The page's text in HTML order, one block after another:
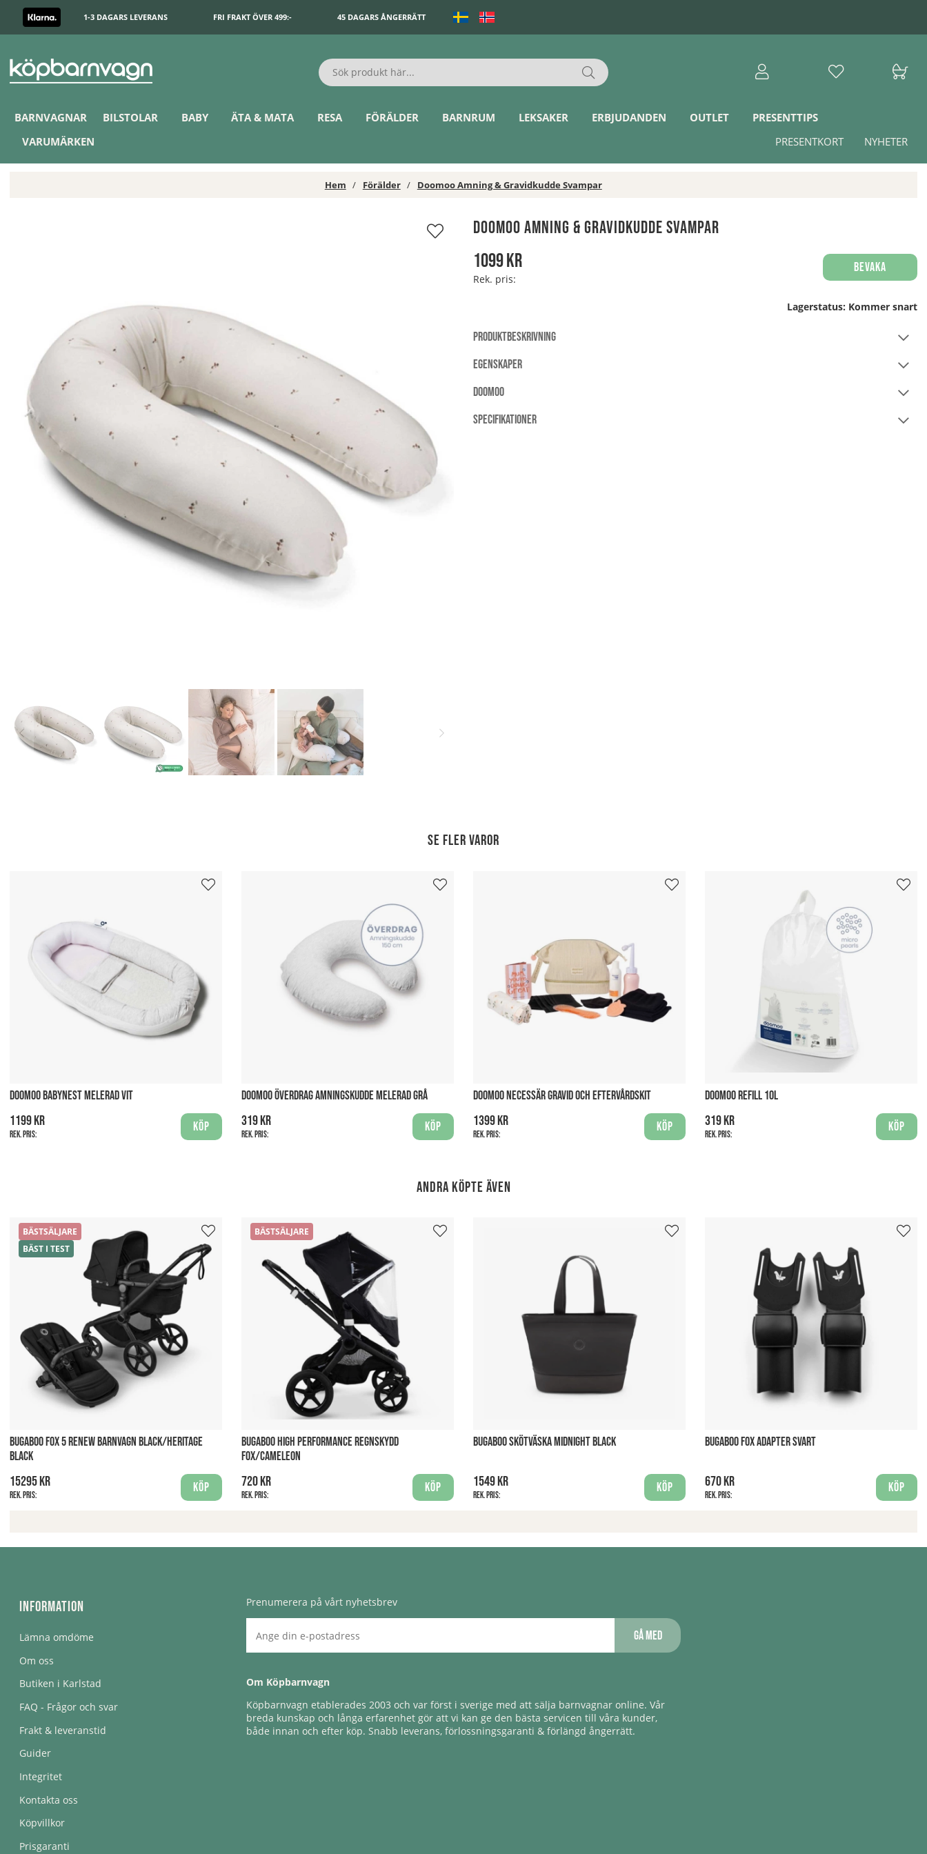
1-3 DAGARS LEVERANS FRI FRAKT ÖVER 499:- 45 DAGARS ÅNGERRÄTT
BARNVAGNAR BILSTOLAR BABY ÄTA & MATA RESA FÖRÄLDER BARNRUM LEKSAKER ERBJUDANDEN OUTLET
PRESENTTIPS
VARUMÄRKEN
NYHETER
PRESENTKORT
Hem Förälder Doomoo Amning & Gravidkudde Svampar
Doomoo Amning & Gravidkudde Svampar
1099kr
Rek. pris:
Bevaka
Lagerstatus: Kommer snart
PRODUKTBESKRIVNING
EGENSKAPER
DOOMOO
SPECIFIKATIONER
Se fler varor
DOOMOO BABYNEST MELERAD VIT
1199 kr
Rek. pris:
Köp
DOOMOO ÖVERDRAG AMNINGSKUDDE MELERAD GRÅ
319 kr
Rek. pris:
Köp
DOOMOO NECESSÄR GRAVID OCH EFTERVÅRDSKIT
1399 kr
Rek. pris:
Köp
DOOMOO REFILL 10L
319 kr
Rek. pris:
Köp
Andra köpte även
BÄSTSÄLJARE
BÄST I TEST
BUGABOO FOX 5 RENEW BARNVAGN BLACK/HERITAGE
BLACK
15295 kr
Rek. pris:
Köp
BÄSTSÄLJARE
BUGABOO HIGH PERFORMANCE REGNSKYDD
FOX/CAMELEON
720 kr
Rek. pris:
Köp
BUGABOO SKÖTVÄSKA MIDNIGHT BLACK
1549 kr
Rek. pris:
Köp
BUGABOO FOX ADAPTER SVART
670 kr
Rek. pris:
Köp
Information
Lämna omdöme
Om oss
Butiken i Karlstad
FAQ - Frågor och svar
Frakt & leveranstid
Guider
Integritet
Kontakta oss
Köpvillkor
Prisgaranti
Prenumerera på vårt nyhetsbrev
Gå med
Om Köpbarnvagn
Köpbarnvagn etablerades 2003 och var först i sverige med att sälja barnvagnar online. Vår
breda kunskap och långa erfarenhet gör att vi kan ge den bästa servicen till våra kunder,
både innan och efter köp. Snabb leverans, förlossningsgaranti & förlängd ångerrätt.